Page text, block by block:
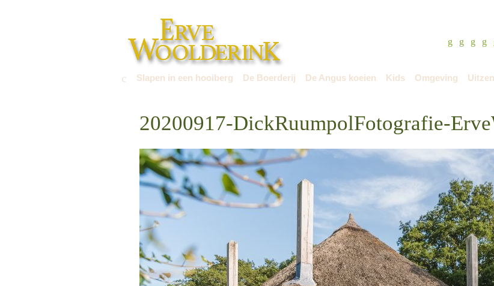
Slapen in een hooiberg De Boerderij De Angus koeien Kids Omgeving
20200917-DickRuumpolFotografie-